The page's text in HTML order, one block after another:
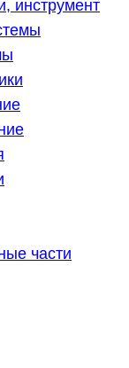
инструмент
части